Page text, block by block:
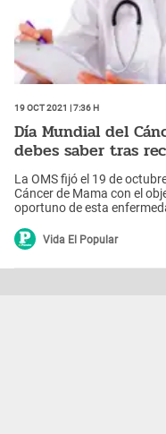
19 Oct 2021 | 7:36 h
Día Mundial del
debes saber tras
La OMS fijó el 19 de
Cáncer de Mama con el
oportuno de esta
Vida El Popular